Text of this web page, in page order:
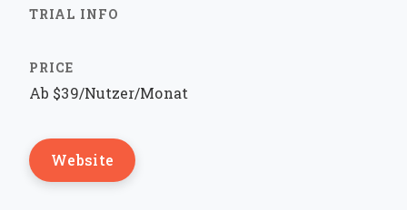
Ab $39/Nutzer/Monat
Website